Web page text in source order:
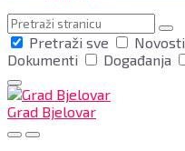
Pretraga
Pretraži sve
Novosti
Dokumenti
Događanja
Grad Bjelovar